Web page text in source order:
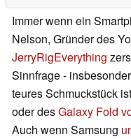
Immer wenn ein
Nelson, Gründer des
JerryRigEverything
Sinnfrage -
teures Schmuckstück
oder desGalaxy Fold
Auch wenn Samsung